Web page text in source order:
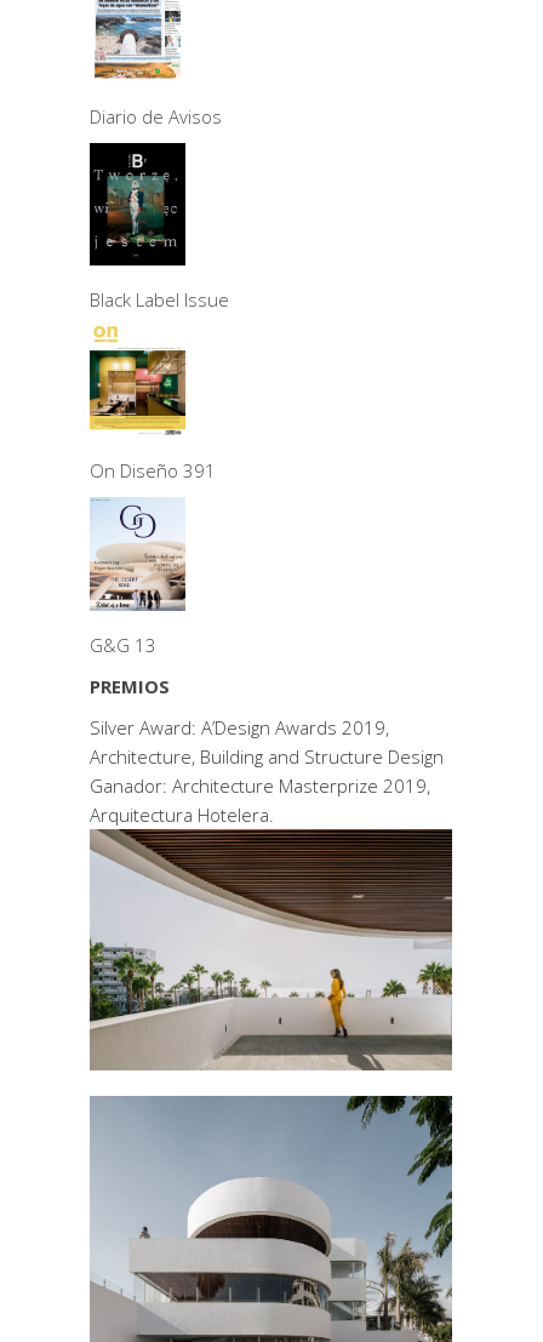
Diario de Avisos
Black Label Issue
On Diseño 391
G&G 13
PREMIOS
Silver Award: A’Design Awards 2019,
Architecture, Building and Structure Design
Ganador: Architecture Masterprize 2019,
Arquitectura Hotelera.